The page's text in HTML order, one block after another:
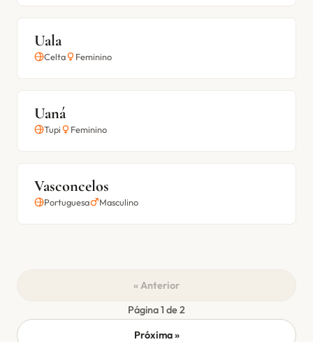
Uala
Celta Feminino
Uaná
Tupi Feminino
Vasconcelos
Portuguesa Masculino
« Anterior
Página 1 de 2
Próxima »